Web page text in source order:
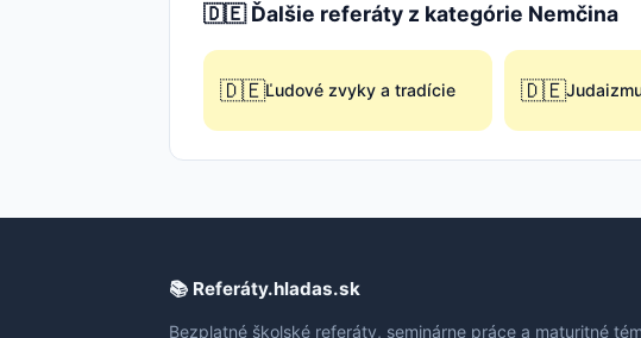
🇩🇪 Ďalšie referáty z kategórie Nemčina
🇩🇪Ľudové zvyky a tradície 🇩🇪
📚 Referáty.hladas.sk
Bezplatné školské referáty, seminárne práce a maturitné